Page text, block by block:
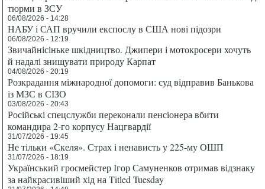
тюрми в ЗСУ
06/08/2026 - 14:28
НАБУ і САП вручили експослу в США нові підозри
06/08/2026 - 12:19
Звичайнісіньке шкідництво. Джипери і мотокросери хочуть
й надалі знищувати природу Карпат
04/08/2026 - 20:19
Розкрадання міжнародної допомоги: суд відправив Банькова
із МЗС в СІЗО
03/08/2026 - 20:43
Російські спецслужби переконали пенсіонера вбити
командира 2-го корпусу Нацгвардії
31/07/2026 - 19:45
Не тільки «Скеля». Страх і ненависть у 225-му ОШП
31/07/2026 - 18:19
Український гросмейстер Ігор Самуненков отримав відзнаку
за найкрасивіший хід на Titled Tuesday